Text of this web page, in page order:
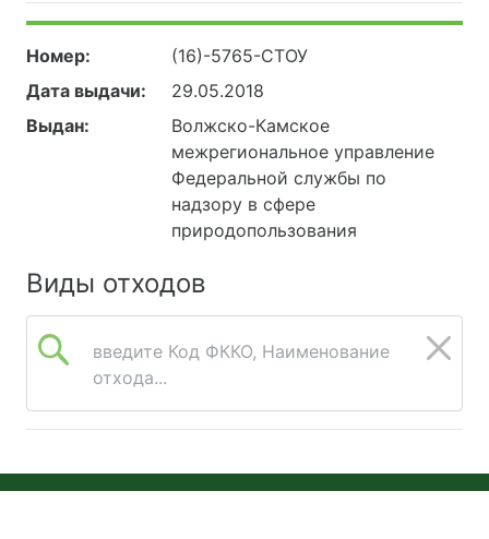
Номер:
(16)-5765-СТОУ
Дата выдачи:
29.05.2018
Выдан:
Волжско-Камское
межрегиональное управление
Федеральной службы по
надзору в сфере
природопользования
Виды отходов
введите Код ФККО, Наименование
отхода...